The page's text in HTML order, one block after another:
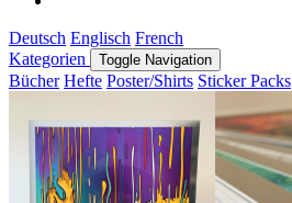
Deutsch Englisch French
Kategorien
Toggle Navigation
Bücher Hefte Poster/Shirts Sticker Packs